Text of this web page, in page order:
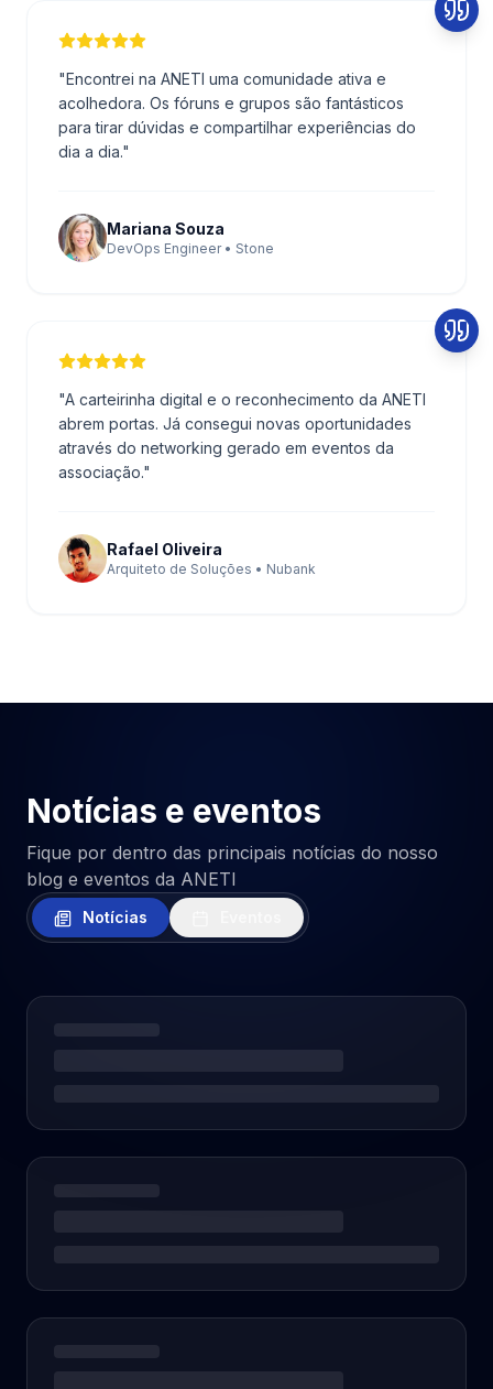
"Encontrei na ANETI uma comunidade ativa e
acolhedora. Os fóruns e grupos são fantásticos
para tirar dúvidas e compartilhar experiências do
dia a dia."
Mariana Souza
DevOps Engineer • Stone
"A carteirinha digital e o reconhecimento da ANETI
abrem portas. Já consegui novas oportunidades
através do networking gerado em eventos da
associação."
Rafael Oliveira
Arquiteto de Soluções • Nubank
Notícias e eventos
Fique por dentro das principais notícias do nosso
blog e eventos da ANETI
Notícias